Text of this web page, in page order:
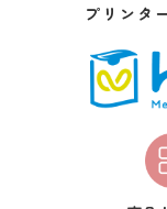
プリンタ